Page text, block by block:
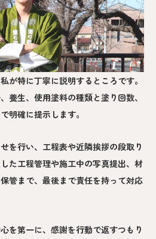
が特に丁寧に説明するところです。
養生、使用塗料の種類と塗り回数、
明確に提示します。
を行い、工程表や近隣挨拶の段取り
た工程管理や施工中の写真提出、材
管まで、最後まで責任を持って対応
を第一に、感謝を行動で返すつもり